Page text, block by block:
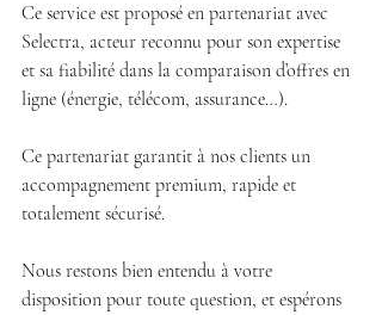
Ce service est proposé en partenariat avec
Selectra, acteur reconnu pour son expertise
et sa fiabilité dans la comparaison d’offres en
ligne (énergie, télécom, assurance…).
Ce partenariat garantit à nos clients un
accompagnement premium, rapide et
totalement sécurisé.
Nous restons bien entendu à votre
disposition pour toute question, et espérons